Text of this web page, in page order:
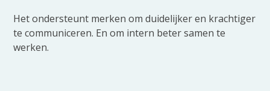
Het ondersteunt merken om duidelijker en krachtiger
te communiceren. En om intern beter samen te
werken.